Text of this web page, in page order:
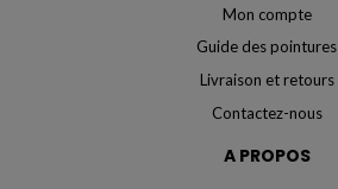
Mon compte
Guide des pointures
Livraison et retours
Contactez-nous
A PROPOS